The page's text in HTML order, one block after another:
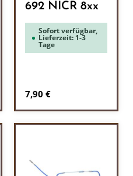
692 NICR 8xx
Sofort verfügbar,
Lieferzeit: 1-3
Tage
Regulärer Preis:
7,90 €